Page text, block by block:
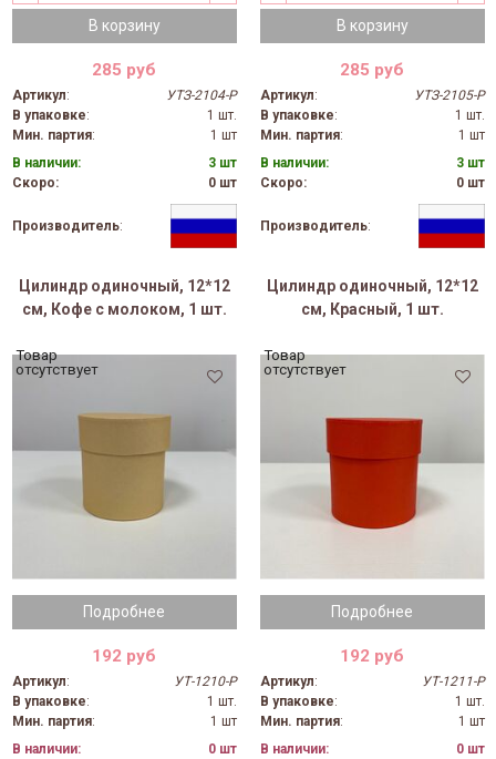
В корзину
285 руб
Артикул:
УТЗ-2104-Р
В упаковке:
1 шт.
Мин. партия:
1 шт
В наличии:
3 шт
Скоро:
0 шт
Производитель:
В корзину
285 руб
Артикул:
УТЗ-2105-Р
В упаковке:
1 шт.
Мин. партия:
1 шт
В наличии:
3 шт
Скоро:
0 шт
Производитель:
Цилиндр одиночный, 12*12
см, Кофе с молоком, 1 шт.
Подробнее
Товар
отсутствует
192 руб
Артикул:
УТ-1210-Р
В упаковке:
1 шт.
Мин. партия:
1 шт
В наличии:
0 шт
Цилиндр одиночный, 12*12
см, Красный, 1 шт.
Подробнее
Товар
отсутствует
192 руб
Артикул:
УТ-1211-Р
В упаковке:
1 шт.
Мин. партия:
1 шт
В наличии:
0 шт